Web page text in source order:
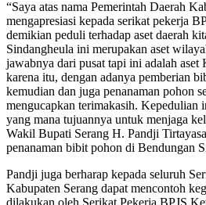
“Saya atas nama Pemerintah Daerah
mengapresiasi kepada serikat pekerja
demikian peduli terhadap aset daerah
Sindangheula ini merupakan aset
jawabnya dari pusat tapi ini adalah aset
karena itu, dengan adanya pemberian
kemudian dan juga penanaman pohon
mengucapkan terimakasih. Kepedulian
yang mana tujuannya untuk menjaga
Wakil Bupati Serang H. Pandji
penanaman bibit pohon di Bendungan
Pandji juga berharap kepada seluruh
Kabupaten Serang dapat mencontoh
dilakukan oleh Serikat Pekerja BPJS